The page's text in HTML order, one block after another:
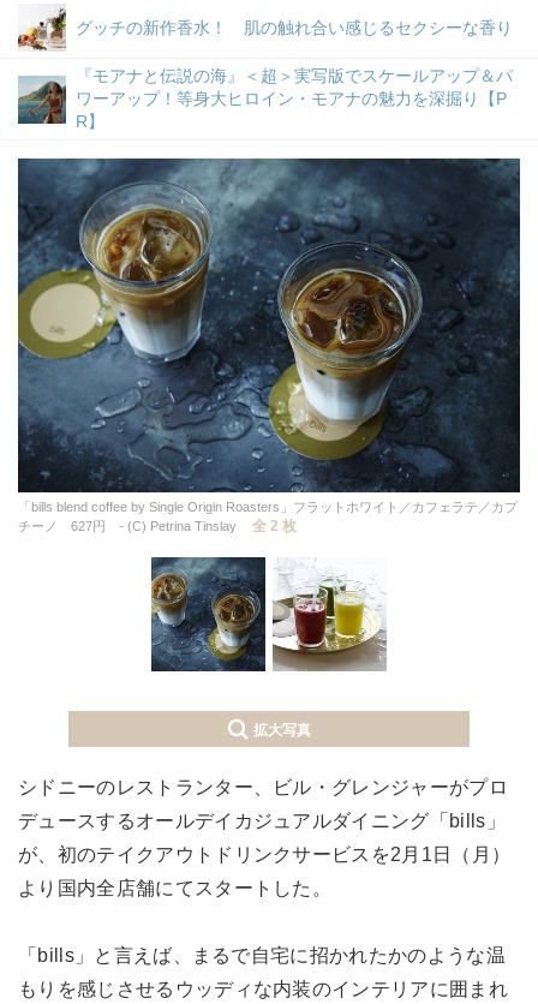
グッチの新作香水！ 肌の触れ合い感じるセクシーな香り
『モアナと伝説の海』＜超＞実写版でスケールアップ＆パ
ワーアップ！等身大ヒロイン・モアナの魅力を深掘り【P
R】
「bills blend coffee by Single Origin Roasters」フラットホワイト／カフェラテ／カプ
チーノ 627円 - (C) Petrina Tinslay
全 2 枚
拡大写真
シドニーのレストランター、ビル・グレンジャーがプロ
デュースするオールデイカジュアルダイニング「bills」
が、初のテイクアウトドリンクサービスを2月1日（月）
より国内全店舗にてスタートした。
「bills」と言えば、まるで自宅に招かれたかのような温
もりを感じさせるウッディな内装のインテリアに囲まれ